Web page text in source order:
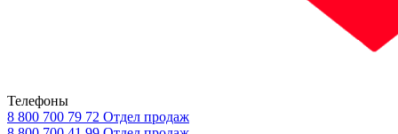
Телефоны
8 800 700 79 72 Отдел продаж